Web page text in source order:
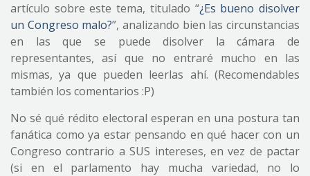
artículo sobre este tema, titulado “¿Es bueno disolver
un Congreso malo?”, analizando bien las circunstancias
en las que se puede disolver la cámara de
representantes, así que no entraré mucho en las
mismas, ya que pueden leerlas ahí. (Recomendables
también los comentarios :P)
No sé qué rédito electoral esperan en una postura tan
fanática como ya estar pensando en qué hacer con un
Congreso contrario a SUS intereses, en vez de pactar
(si en el parlamento hay mucha variedad, no lo